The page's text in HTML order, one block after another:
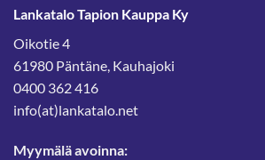
Lankatalo Tapion Kauppa Ky
Oikotie 4
61980 Päntäne, Kauhajoki
0400 362 416
info(at)lankatalo.net
Myymälä avoinna: